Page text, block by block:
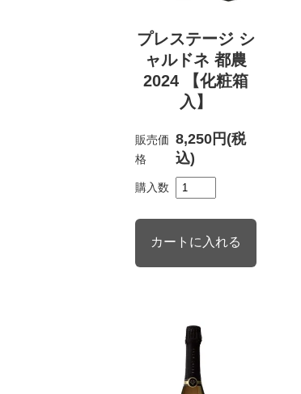
プレステージ シ
ャルドネ 都農
2024 【化粧箱
入】
販売価
格
8,250円(税
込)
購入数